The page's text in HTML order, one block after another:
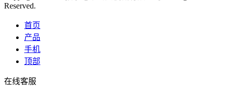
Reserved.
首页
产品
手机
顶部
在线客服